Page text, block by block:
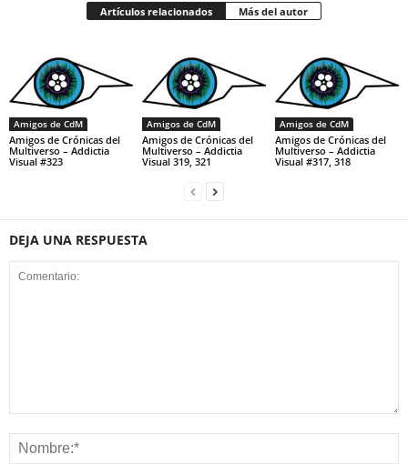
Artículos relacionados Más del autor
Amigos de CdM
Amigos de Crónicas del
Multiverso – Addictia
Visual #323
Amigos de CdM
Amigos de Crónicas del
Multiverso – Addictia
Visual 319, 321
Amigos de CdM
Amigos de Crónicas del
Multiverso – Addictia
Visual #317, 318
DEJA UNA RESPUESTA